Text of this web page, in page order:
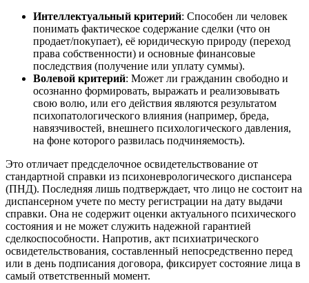
Интеллектуальный критерий: Способен ли человек
понимать фактическое содержание сделки (что он
продает/покупает), её юридическую природу (переход
права собственности) и основные финансовые
последствия (получение или уплату суммы).
Волевой критерий: Может ли гражданин свободно и
осознанно формировать, выражать и реализовывать
свою волю, или его действия являются результатом
психопатологического влияния (например, бреда,
навязчивостей, внешнего психологического давления,
на фоне которого развилась подчиняемость).
Это отличает предсделочное освидетельствование от
стандартной справки из психоневрологического диспансера
(ПНД). Последняя лишь подтверждает, что лицо не состоит на
диспансерном учете по месту регистрации на дату выдачи
справки. Она не содержит оценки актуального психического
состояния и не может служить надежной гарантией
сделкоспособности. Напротив, акт психиатрического
освидетельствования, составленный непосредственно перед
или в день подписания договора, фиксирует состояние лица в
самый ответственный момент.